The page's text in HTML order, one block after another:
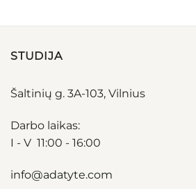
STUDIJA
Šaltinių g. 3A-103, Vilnius
Darbo laikas:
I - V 11:00 - 16:00
info@adatyte.com